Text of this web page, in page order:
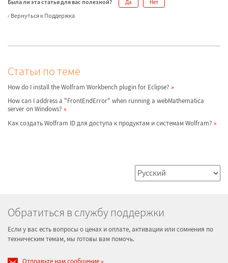
Была ли эта статья для вас полезной? Да Нет
Вернуться к Поддержка
Статьи по теме
How do I install the Wolfram Workbench plugin for Eclipse?
How can I address a "FrontEndError" when running a webMathematica
server on Windows?
Как создать Wolfram ID для доступа к продуктам и системам Wolfram?
Обратиться в службу поддержки
Если у вас есть вопросы о ценах и оплате, активации или сомнения по
техническим темам, мы готовы вам помочь.